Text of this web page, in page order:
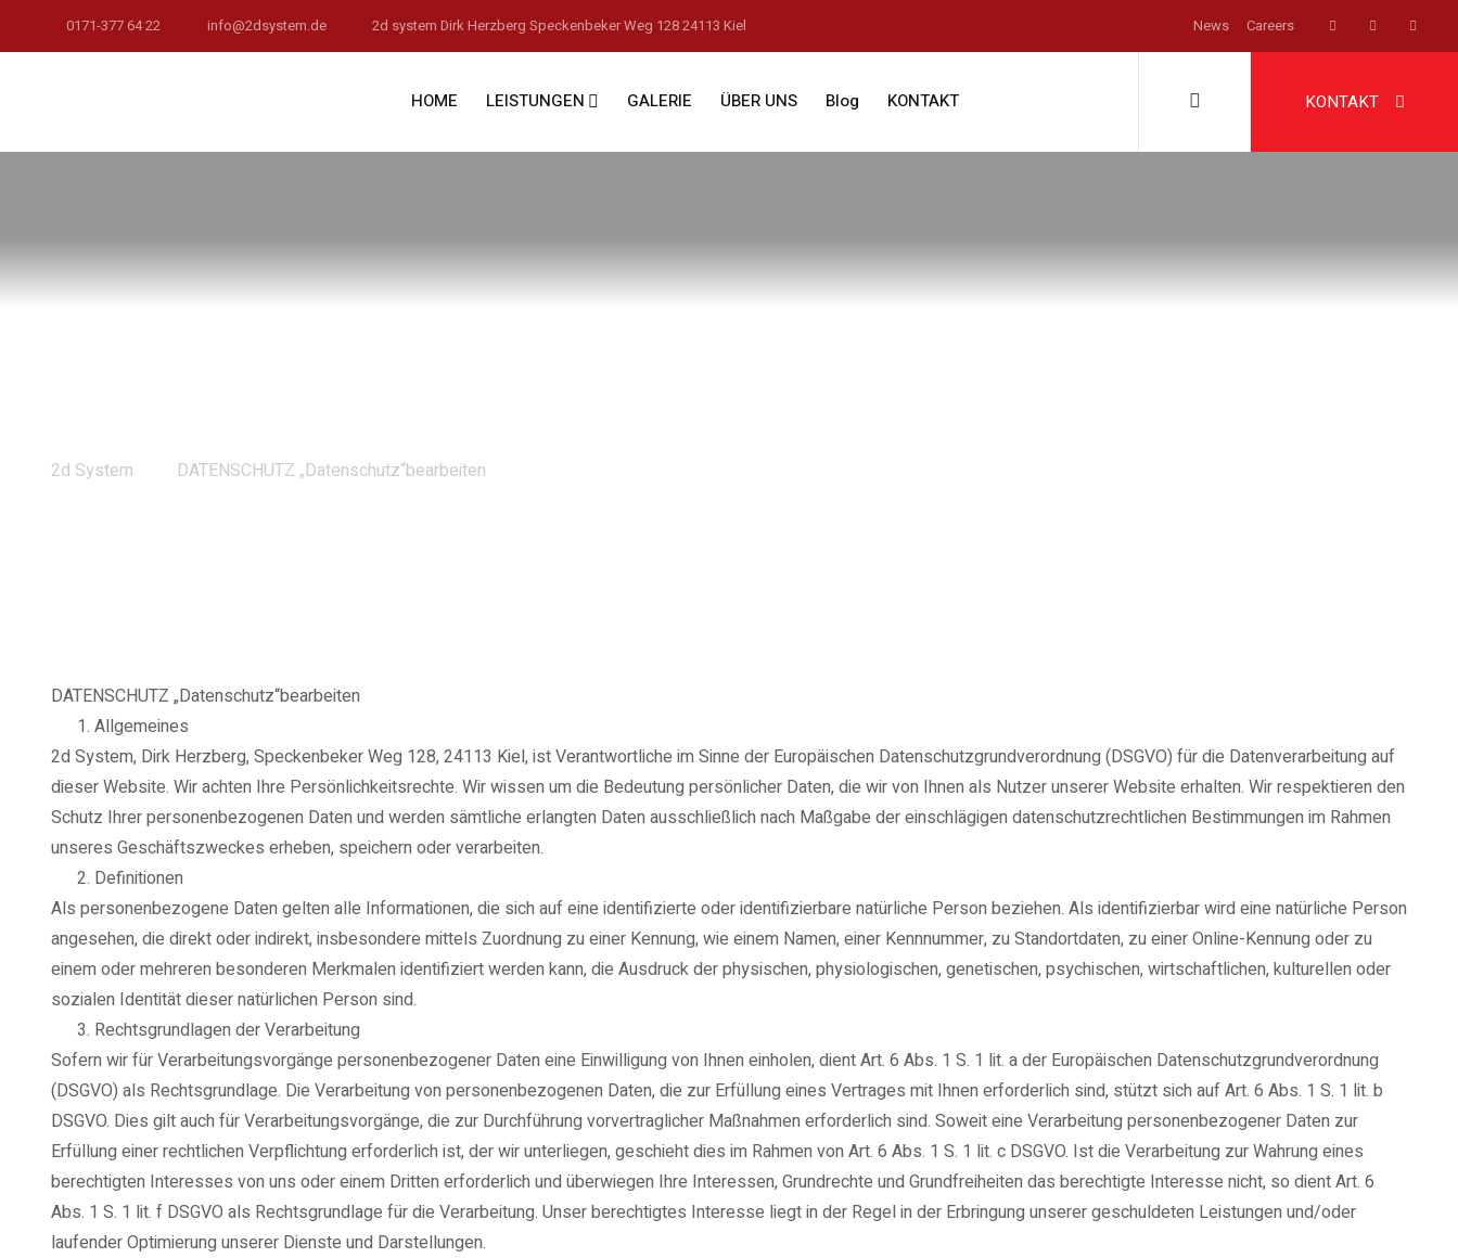
0171-377 64 22 info@2dsystem.de 2d system Dirk Herzberg Speckenbeker Weg 128 24113 Kiel News Careers
HOME LEISTUNGEN GALERIE ÜBER UNS Blog KONTAKT KONTAKT
2d System DATENSCHUTZ „Datenschutz“bearbeiten
DATENSCHUTZ „Datenschutz“bearbeiten
Allgemeines
2d System, Dirk Herzberg, Speckenbeker Weg 128, 24113 Kiel, ist Verantwortliche im Sinne der Europäischen Datenschutzgrundverordnung (DSGVO) für die Datenverarbeitung auf
dieser Website. Wir achten Ihre Persönlichkeitsrechte. Wir wissen um die Bedeutung persönlicher Daten, die wir von Ihnen als Nutzer unserer Website erhalten. Wir respektieren den
Schutz Ihrer personenbezogenen Daten und werden sämtliche erlangten Daten ausschließlich nach Maßgabe der einschlägigen datenschutzrechtlichen Bestimmungen im Rahmen
unseres Geschäftszweckes erheben, speichern oder verarbeiten.
Definitionen
Als personenbezogene Daten gelten alle Informationen, die sich auf eine identifizierte oder identifizierbare natürliche Person beziehen. Als identifizierbar wird eine natürliche Person
angesehen, die direkt oder indirekt, insbesondere mittels Zuordnung zu einer Kennung, wie einem Namen, einer Kennnummer, zu Standortdaten, zu einer Online-Kennung oder zu
einem oder mehreren besonderen Merkmalen identifiziert werden kann, die Ausdruck der physischen, physiologischen, genetischen, psychischen, wirtschaftlichen, kulturellen oder
sozialen Identität dieser natürlichen Person sind.
Rechtsgrundlagen der Verarbeitung
Sofern wir für Verarbeitungsvorgänge personenbezogener Daten eine Einwilligung von Ihnen einholen, dient Art. 6 Abs. 1 S. 1 lit. a der Europäischen Datenschutzgrundverordnung
(DSGVO) als Rechtsgrundlage. Die Verarbeitung von personenbezogenen Daten, die zur Erfüllung eines Vertrages mit Ihnen erforderlich sind, stützt sich auf Art. 6 Abs. 1 S. 1 lit. b
DSGVO. Dies gilt auch für Verarbeitungsvorgänge, die zur Durchführung vorvertraglicher Maßnahmen erforderlich sind. Soweit eine Verarbeitung personenbezogener Daten zur
Erfüllung einer rechtlichen Verpflichtung erforderlich ist, der wir unterliegen, geschieht dies im Rahmen von Art. 6 Abs. 1 S. 1 lit. c DSGVO. Ist die Verarbeitung zur Wahrung eines
berechtigten Interesses von uns oder einem Dritten erforderlich und überwiegen Ihre Interessen, Grundrechte und Grundfreiheiten das berechtigte Interesse nicht, so dient Art. 6
Abs. 1 S. 1 lit. f DSGVO als Rechtsgrundlage für die Verarbeitung. Unser berechtigtes Interesse liegt in der Regel in der Erbringung unserer geschuldeten Leistungen und/oder
laufender Optimierung unserer Dienste und Darstellungen.